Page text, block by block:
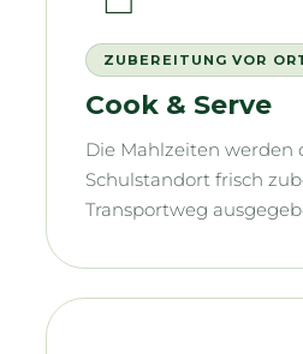
ZUBEREITUNG VOR
Cook & Serve
Die Mahlzeiten werden
Schulstandort frisch
Transportweg